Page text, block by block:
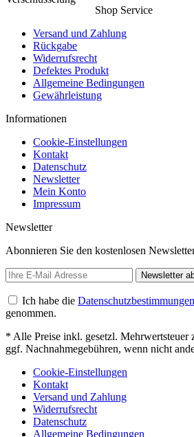
Shop Service
Versand und Zahlung
Rückgabe
Widerrufsrecht
Defektes Produkt
Allgemeine Bedingungen
Gewährleistung
Informationen
Cookie-Einstellungen
Kontakt
Datenschutz
Newsletter
Mein Konto
Impressum
Newsletter
Abonnieren Sie den kostenlosen
Newsletter
Ich habe die Datenschutzbestimmungen
genommen.
* Alle Preise inkl. gesetzl. Mehrwertsteuer
ggf. Nachnahmegebühren, wenn nicht
Cookie-Einstellungen
Kontakt
Versand und Zahlung
Widerrufsrecht
Datenschutz
Allgemeine Bedingungen